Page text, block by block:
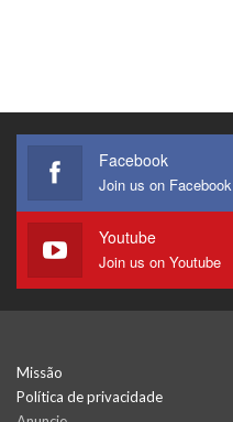
Facebook
Join us on Facebook
Youtube
Join us on Youtube
Missão
Política de privacidade